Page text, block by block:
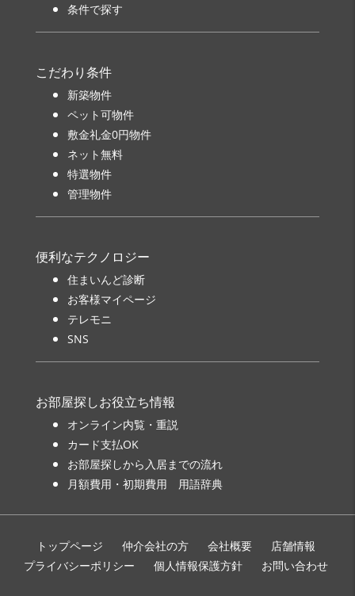
条件で探す
こだわり条件
新築物件
ペット可物件
敷金礼金0円物件
ネット無料
特選物件
管理物件
便利なテクノロジー
住まいんど診断
お客様マイページ
テレモニ
SNS
お部屋探しお役立ち情報
オンライン内覧・重説
カード支払OK
お部屋探しから入居までの流れ
月額費用・初期費用 用語辞典
トップページ 仲介会社の方 会社概要
店舗情報
プライバシーポリシー
個人情報保護方針 お問い合わせ